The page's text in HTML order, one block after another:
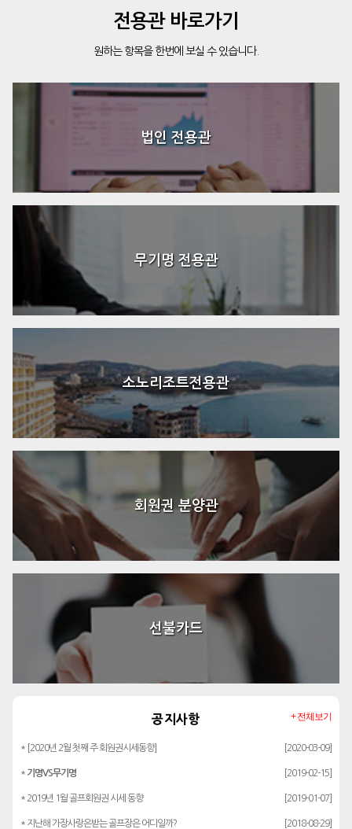
전용관 바로가기
원하는 항목을 한번에 보실 수 있습니다.
법인 전용관
무기명 전용관
소노리조트전용관
회원권 분양관
선불카드
공지사항
* [2020년 2월 첫째 주 회원권시세동향] [2020-03-09]
* 기명VS무기명 [2019-02-15]
* 2019년 1월 골프회원권 시세 동향 [2019-01-07]
* 지난해 가장사랑은받는 골프장은 어디일까? [2018-08-29]
+ 전체보기